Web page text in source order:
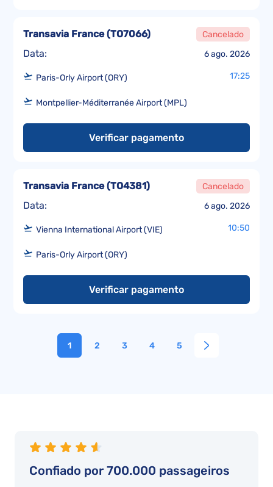
Data: 6 ago. 2026
Transavia France(TO7066) Cancelado
Paris-Orly Airport (ORY) 17:25
Montpellier-Méditerranée Airport (MPL)
Verificar pagamento
Data: 6 ago. 2026
Transavia France(TO4381) Cancelado
Vienna International Airport (VIE) 10:50
Paris-Orly Airport (ORY)
Verificar pagamento
1 2 3 4 5
Confiado por 700.000 passageiros